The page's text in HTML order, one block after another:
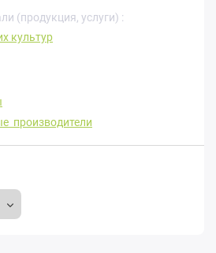
(продукция, услуги) :
культур
производители